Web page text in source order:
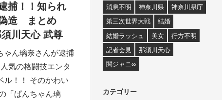
捕！！知られ
造 まとめ
川天心 武尊
ゃん璃奈さんが逮捕
気の格闘技エンタ
ル！！ そのかわい
「ぱんちゃん璃
消息不明
神奈川県
神奈川県庁
第三次世界大戦
結婚
結婚ラッシュ
美女
行方不明
記者会見
那須川天心
関ジャニ∞
カテゴリー